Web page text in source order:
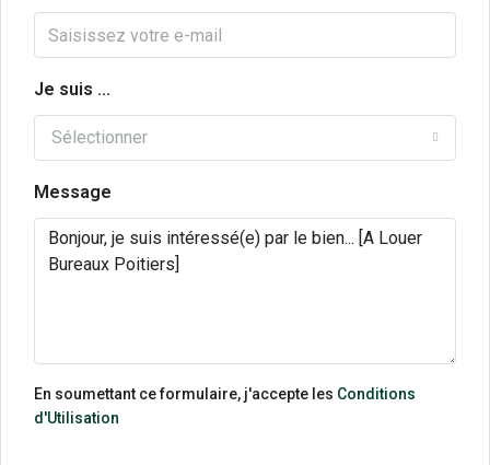
Je suis ...
Sélectionner
Message
En soumettant ce formulaire, j'accepte les Conditions
d'Utilisation